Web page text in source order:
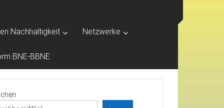
Nachhaltigkeit Netzwerke
BNE-BBNE